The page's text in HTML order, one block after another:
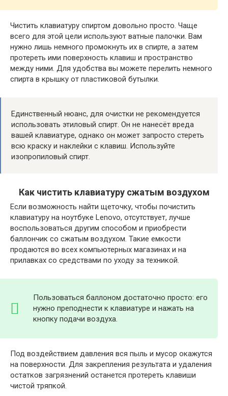
Чистить клавиатуру спиртом довольно просто. Чаще
всего для этой цели используют ватные палочки. Вам
нужно лишь немного промокнуть их в спирте, а затем
протереть ими поверхность клавиш и пространство
между ними. Для удобства вы можете перелить немного
спирта в крышку от пластиковой бутылки.
Единственный нюанс, для очистки не рекомендуется
использовать этиловый спирт. Он не нанесёт вреда
вашей клавиатуре, однако он может запросто стереть
всю краску и наклейки с клавиш. Используйте
изопропиловый спирт.
Как чистить клавиатуру сжатым воздухом
Если возможность найти щеточку, чтобы почистить
клавиатуру на ноутбуке Lenovo, отсутствует, лучше
воспользоваться другим способом и приобрести
баллончик со сжатым воздухом. Такие емкости
продаются во всех компьютерных магазинах и на
прилавках со средствами по уходу за техникой.
Пользоваться баллоном достаточно просто: его
нужно преподнести к клавиатуре и нажать на
кнопку подачи воздуха.
Под воздействием давления вся пыль и мусор окажутся
на поверхности. Для закрепления результата и удаления
остатков загрязнений останется протереть клавиши
чистой тряпкой.